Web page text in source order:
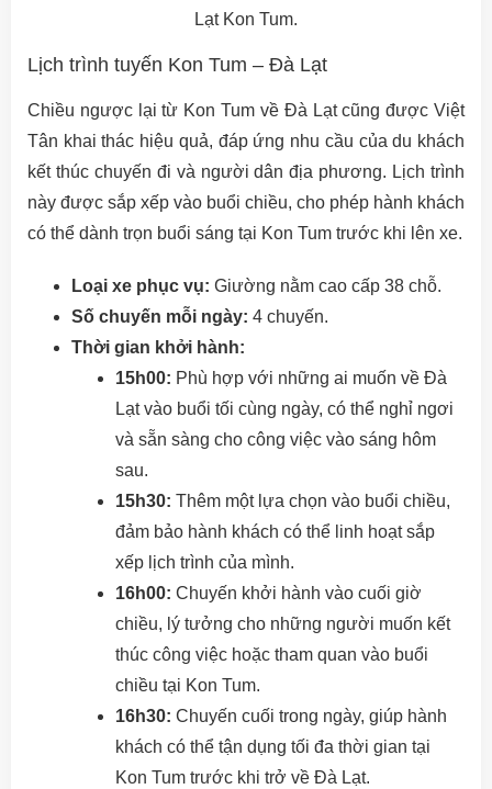
Lạt Kon Tum.
Lịch trình tuyến Kon Tum – Đà Lạt
Chiều ngược lại từ Kon Tum về Đà Lạt cũng được Việt
Tân khai thác hiệu quả, đáp ứng nhu cầu của du khách
kết thúc chuyến đi và người dân địa phương. Lịch trình
này được sắp xếp vào buổi chiều, cho phép hành khách
có thể dành trọn buổi sáng tại Kon Tum trước khi lên xe.
Loại xe phục vụ: Giường nằm cao cấp 38 chỗ.
Số chuyến mỗi ngày: 4 chuyến.
Thời gian khởi hành:
15h00: Phù hợp với những ai muốn về Đà
Lạt vào buổi tối cùng ngày, có thể nghỉ ngơi
và sẵn sàng cho công việc vào sáng hôm
sau.
15h30: Thêm một lựa chọn vào buổi chiều,
đảm bảo hành khách có thể linh hoạt sắp
xếp lịch trình của mình.
16h00: Chuyến khởi hành vào cuối giờ
chiều, lý tưởng cho những người muốn kết
thúc công việc hoặc tham quan vào buổi
chiều tại Kon Tum.
16h30: Chuyến cuối trong ngày, giúp hành
khách có thể tận dụng tối đa thời gian tại
Kon Tum trước khi trở về Đà Lạt.